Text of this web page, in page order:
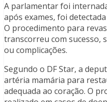
A parlamentar foi
após exames, foi
O procedimento para
transcorreu com sucesso,
ou complicações.
Segundo o DF Star, a
artéria mamária para
adequada ao coração. O